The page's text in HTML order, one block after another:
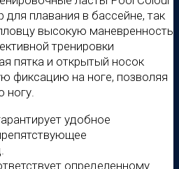
плавания в бассейне, так
высокую маневренность
тренировки
пятка и открытый носок
фиксацию на ноге, позволяя
ногу.
удобное
определенному